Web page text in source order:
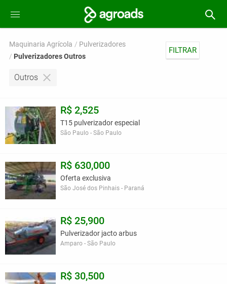
Maquinaria Agrícola
Pulverizadores
Pulverizadores Outros
FILTRAR
Outros
R$ 2,525
T15 pulverizador especial
São Paulo - São Paulo
R$ 630,000
Oferta exclusiva
São José dos Pinhais - Paraná
R$ 25,900
Pulverizador jacto arbus
Amparo - São Paulo
R$ 30,500